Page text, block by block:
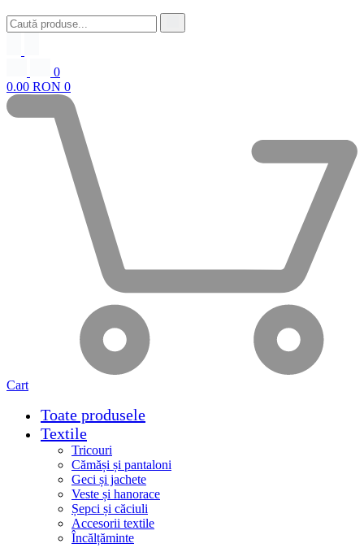
0
0.00 RON 0
Cart
Toate produsele
Textile
Tricouri
Cămăși și pantaloni
Geci și jachete
Veste și hanorace
Șepci și căciuli
Accesorii textile
Încălțăminte